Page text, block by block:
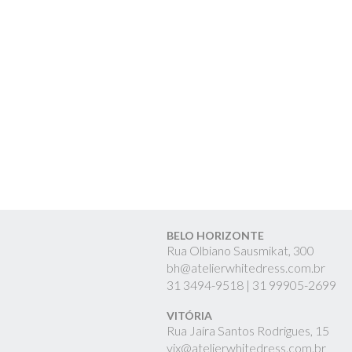
BELO HORIZONTE
Rua Olbiano Sausmikat, 300
bh@atelierwhitedress.com.br
31 3494-9518 | 31 99905-2699
VITÓRIA
Rua Jaíra Santos Rodrigues, 15
vix@atelierwhitedress.com.br